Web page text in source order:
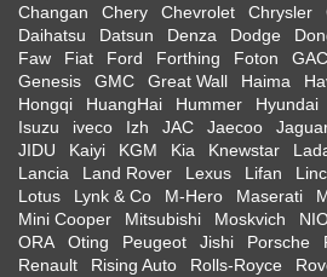
Changan
Chery Chevrolet Chrysler
Daihatsu
Datsun Denza Dodge
Faw
Fiat Ford Forthing Foton GAC
Genesis
GMC Great Wall Haima
Hongqi
HuangHai Hummer Hyundai
Isuzu
iveco Izh JAC Jaecoo
JIDU
Kaiyi KGM Kia Knewstar
Lancia
Land Rover Lexus Lifan
Lotus
Lynk & Co M-Hero Maserati
Mini Cooper
Mitsubishi Moskvich
ORA
Oting Peugeot Jishi Porsche
Renault
Rising Auto Rolls-Royce